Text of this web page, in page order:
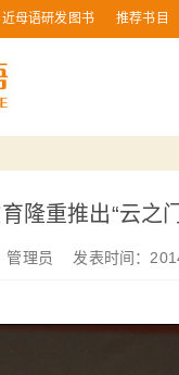
母语研发图书 推荐书目
隆重推出“云之
管理员 发表时间：